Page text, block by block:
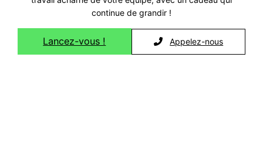
continue de grandir !
Lancez-vous ! Appelez-nous